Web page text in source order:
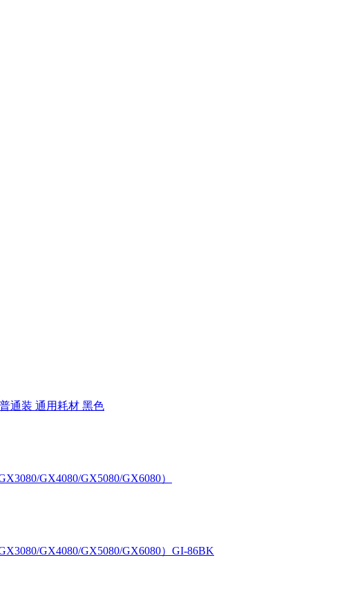
通装 通用耗材 黑色
GX4080/GX5080/GX6080）
GX4080/GX5080/GX6080）GI-86BK